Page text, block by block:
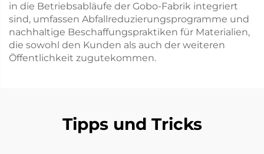
in die Betriebsabläufe der Gobo-Fabrik integriert
sind, umfassen Abfallreduzierungsprogramme und
nachhaltige Beschaffungspraktiken für Materialien,
die sowohl den Kunden als auch der weiteren
Öffentlichkeit zugutekommen.
Tipps und Tricks